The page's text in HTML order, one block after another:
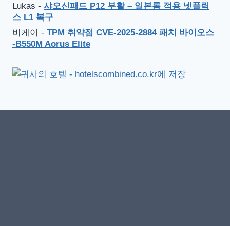
Lukas - 샤오신패드 P12 부활 – 일본롬 적용 넷플릭
스 L1 복구
비케이 - TPM 취약점 CVE-2025-2884 패치 바이오스
-B550M Aorus Elite